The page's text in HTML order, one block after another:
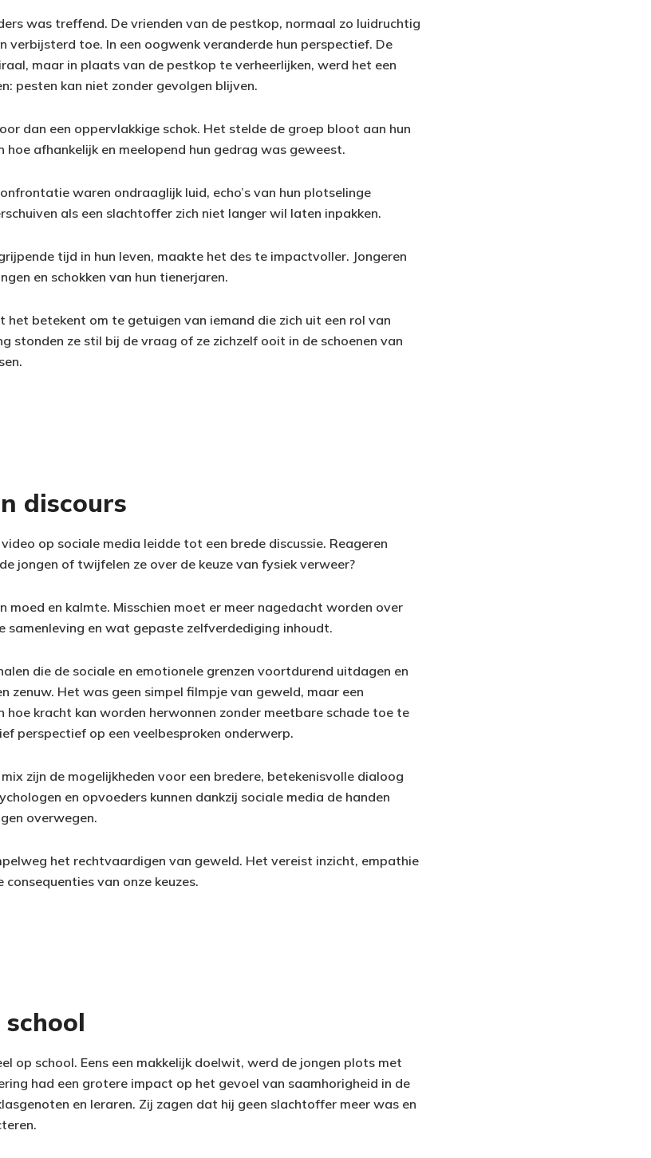
was treffend. De vrienden van de pestkop, normaal zo luidruchtig
toe. In een oogwenk veranderde hun perspectief. De
maar in plaats van de pestkop te verheerlijken, werd het een
pesten kan niet zonder gevolgen blijven.
dan een oppervlakkige schok. Het stelde de groep bloot aan hun
hoe afhankelijk en meelopend hun gedrag was geweest.
waren ondraaglijk luid, echo’s van hun plotselinge
als een slachtoffer zich niet langer wil laten inpakken.
tijd in hun leven, maakte het des te impactvoller. Jongeren
en schokken van hun tienerjaren.
het betekent om te getuigen van iemand die zich uit een rol van
stonden ze stil bij de vraag of ze zichzelf ooit in de schoenen van
discours
op sociale media leidde tot een brede discussie. Reageren
jongen of twijfelen ze over de keuze van fysiek verweer?
moed en kalmte. Misschien moet er meer nagedacht worden over
samenleving en wat gepaste zelfverdediging inhoudt.
die de sociale en emotionele grenzen voortdurend uitdagen en
zenuw. Het was geen simpel filmpje van geweld, maar een
hoe kracht kan worden herwonnen zonder meetbare schade toe te
perspectief op een veelbesproken onderwerp.
zijn de mogelijkheden voor een bredere, betekenisvolle dialoog
en opvoeders kunnen dankzij sociale media de handen
overwegen.
het rechtvaardigen van geweld. Het vereist inzicht, empathie
van onze keuzes.
op school. Eens een makkelijk doelwit, werd de jongen plots met
had een grotere impact op het gevoel van saamhorigheid in de
en leraren. Zij zagen dat hij geen slachtoffer meer was en